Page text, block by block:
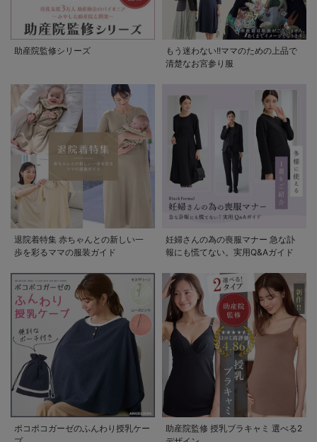
助産院監修シリーズ
もう迷わない!!ママのための上品で
清楚なお宮参り服
退院着特集 赤ちゃんとの新しい一
歩を彩るママの服装ガイド
妊婦さんの為の喪服マナー 急な訃
報にも慌てない。実用Q&Aガイド
ポコポコガーゼのふんわり授乳ケー
助産院監修 授乳ブラキャミ 選べる2